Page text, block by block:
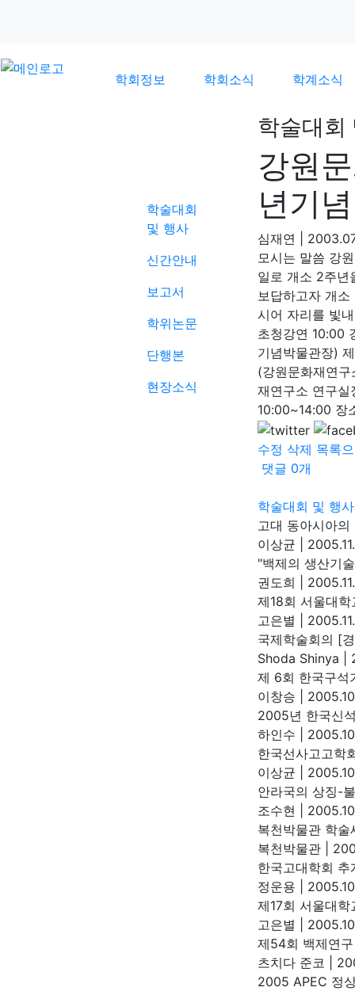
학회정보 학회소식 학계소식
학술대회
및 행사
신간안내
보고서
학위논문
단행본
현장소식
학술대회
강원
년기
심재연
모시는 말씀 강
일로 개소 2주년
보답하고자 개
시어 자리를 빛
초청강연 10:00
기념박물관장)
(강원문화재연
재연구소 연구
10:00~14:00 장
수정 삭제 목록
댓글 0개
학술대회 및 행사
고대 동아시아
이상균
"백제의 생산기
권도희
제18회 서울대
고은별
국제학술회의 [
Shoda Shinya
제 6회 한국구석
이창승
2005년 한국신
하인수
한국선사고고학
이상균
안라국의 상징-
조수현
복천박물관 학술
복천박물관
한국고대학회 추
정운용
제17회 서울대
고은별
제54회 백제연
츠치다 준코
2005 APEC 정